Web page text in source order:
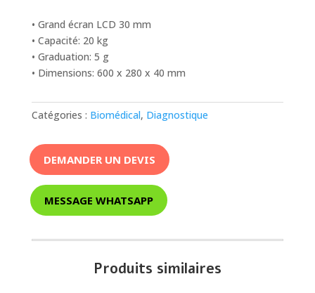
• Grand écran LCD 30 mm
• Capacité: 20 kg
• Graduation: 5 g
• Dimensions: 600 x 280 x 40 mm
Catégories : Biomédical, Diagnostique
DEMANDER UN DEVIS
MESSAGE WHATSAPP
Produits similaires